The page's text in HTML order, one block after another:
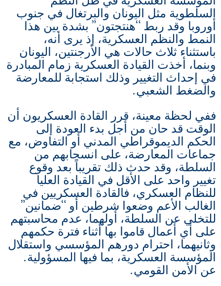
السلطوية مثل اليونان والبرتغال في جنوب
أوروبا وقد ربط “هنتجتون” بشدة بين هذا
النمط والنظم العسكرية، إذ يرى أنه،
باستثناء ثلاث حالات هي الأرجنتين، اليونان
وبنما، أخذت القيادة العسكرية زمام المبادرة
في إحداث التغيير وذلك استجابة للمعارضة
والضغط الشعبي.
ففي لحظة معينة، قرر القادة العسكريون أن
الوقت قد حان من أجل بدء العودة إلى
الحكم الديموقراطي المدني أو التفاوض، مع
جماعات المعارضة، على انسحابهم من
السلطة، وقد حدث ذلك تقريباً بعد وقوع
تغيير واحد على الأقل في القيادة العليا
للنظام العسكري، فالقادة العسكريين في
الغالب الأعم وضعوا شرطين أو “ضمانين”
للتخلي عن السلطة، أولهما، عدم محاسبتهم
على أي أعمال قاموا بها أثناء فترة حكمهم
وثانيهما، احترام دورهم المؤسسي واستقلال
المؤسسة العسكرية، بما فيها المسؤولية.
عن الأمن القومي.